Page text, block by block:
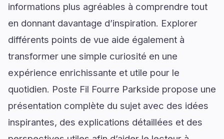
informations plus agréables à comprendre tout
en donnant davantage d’inspiration. Explorer
différents points de vue aide également à
transformer une simple curiosité en une
expérience enrichissante et utile pour le
quotidien. Poste Fil Fourre Parkside propose une
présentation complète du sujet avec des idées
inspirantes, des explications détaillées et des